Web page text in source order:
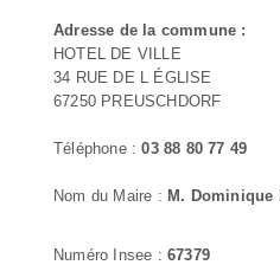
Adresse de la commune :
HOTEL DE VILLE
34 RUE DE L ÉGLISE
67250 PREUSCHDORF
Téléphone :03 88 80 77 49
Nom du Maire : M. Dominique
Numéro Insee : 67379